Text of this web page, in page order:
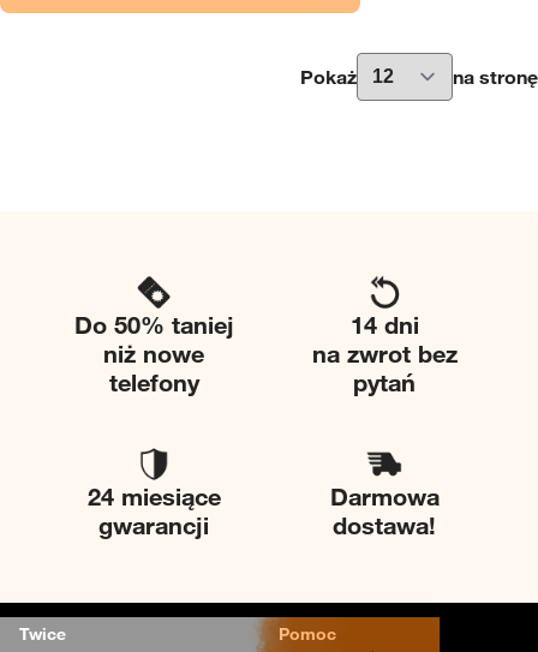
Pokaż na stronę
Do 50% taniej
niż nowe
telefony
14 dni
na zwrot bez
pytań
24 miesiące
gwarancji
Darmowa
dostawa!
Twice Pomoc